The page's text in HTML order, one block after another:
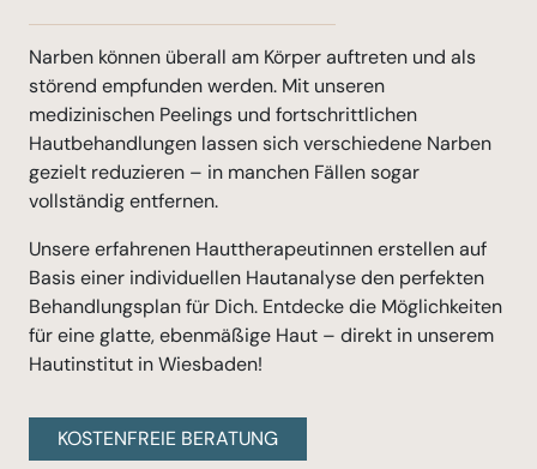
Narben können überall am Körper auftreten und als
störend empfunden werden. Mit unseren
medizinischen Peelings und fortschrittlichen
Hautbehandlungen lassen sich verschiedene Narben
gezielt reduzieren – in manchen Fällen sogar
vollständig entfernen.
Unsere erfahrenen Hauttherapeutinnen erstellen auf
Basis einer individuellen Hautanalyse den perfekten
Behandlungsplan für Dich. Entdecke die Möglichkeiten
für eine glatte, ebenmäßige Haut – direkt in unserem
Hautinstitut in Wiesbaden!
KOSTENFREIE BERATUNG